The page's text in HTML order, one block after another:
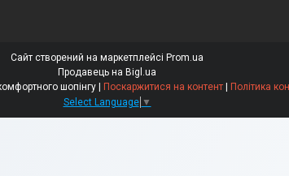
Сайт створений на маркетплейсі Prom.ua
Продавець на Bigl.ua
Поскаржитися на контент
Політика
Select Language ▼